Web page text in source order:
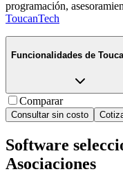
programación,
ToucanTech
Funcionalidades de
Comparar
Consultar sin costo
Software
Asociaciones